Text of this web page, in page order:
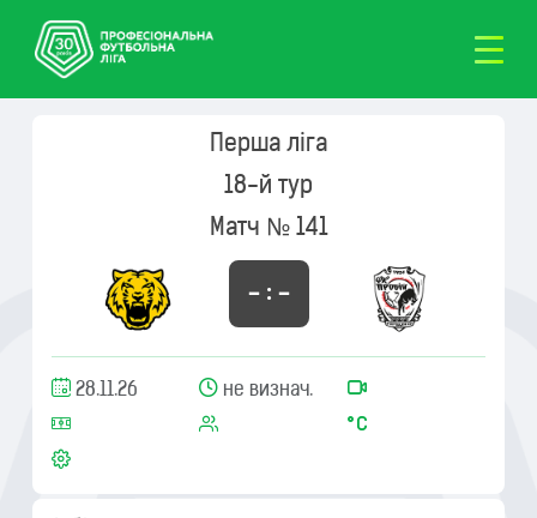
Перша ліга
18-й тур
Матч № 141
– : –
28.11.26 не визнач.